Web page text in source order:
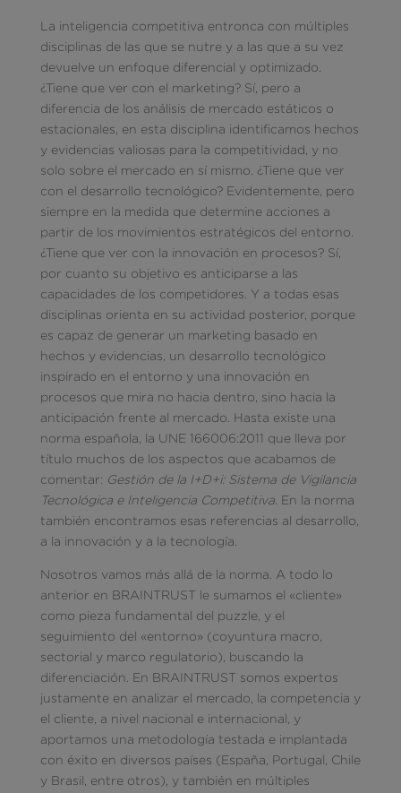
La inteligencia competitiva entronca con múltiples
disciplinas de las que se nutre y a las que a su vez
devuelve un enfoque diferencial y optimizado.
¿Tiene que ver con el marketing? Sí, pero a
diferencia de los análisis de mercado estáticos o
estacionales, en esta disciplina identificamos hechos
y evidencias valiosas para la competitividad, y no
solo sobre el mercado en sí mismo. ¿Tiene que ver
con el desarrollo tecnológico? Evidentemente, pero
siempre en la medida que determine acciones a
partir de los movimientos estratégicos del entorno.
¿Tiene que ver con la innovación en procesos? Sí,
por cuanto su objetivo es anticiparse a las
capacidades de los competidores. Y a todas esas
disciplinas orienta en su actividad posterior, porque
es capaz de generar un marketing basado en
hechos y evidencias, un desarrollo tecnológico
inspirado en el entorno y una innovación en
procesos que mira no hacia dentro, sino hacia la
anticipación frente al mercado. Hasta existe una
norma española, la UNE 166006:2011 que lleva por
título muchos de los aspectos que acabamos de
comentar: Gestión de la I+D+i: Sistema de Vigilancia
Tecnológica e Inteligencia Competitiva. En la norma
también encontramos esas referencias al desarrollo,
a la innovación y a la tecnología.
Nosotros vamos más allá de la norma. A todo lo
anterior en BRAINTRUST le sumamos el «cliente»
como pieza fundamental del puzzle, y el
seguimiento del «entorno» (coyuntura macro,
sectorial y marco regulatorio), buscando la
diferenciación. En BRAINTRUST somos expertos
justamente en analizar el mercado, la competencia y
el cliente, a nivel nacional e internacional, y
aportamos una metodología testada e implantada
con éxito en diversos países (España, Portugal, Chile
y Brasil, entre otros), y también en múltiples